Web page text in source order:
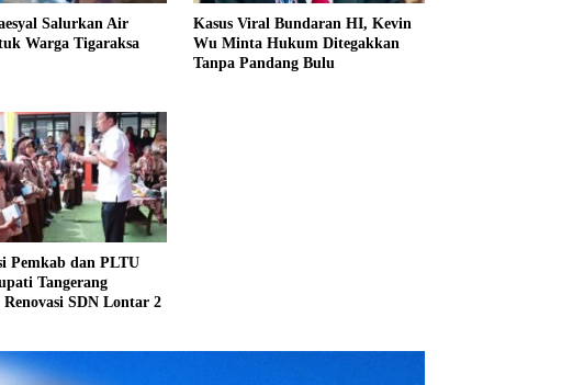
Salurkan Air
Warga Tigaraksa
Kasus Viral Bundaran HI, Kevin
Wu Minta Hukum Ditegakkan
Tanpa Pandang Bulu
Pemkab dan PLTU
Tangerang
Renovasi SDN Lontar 2